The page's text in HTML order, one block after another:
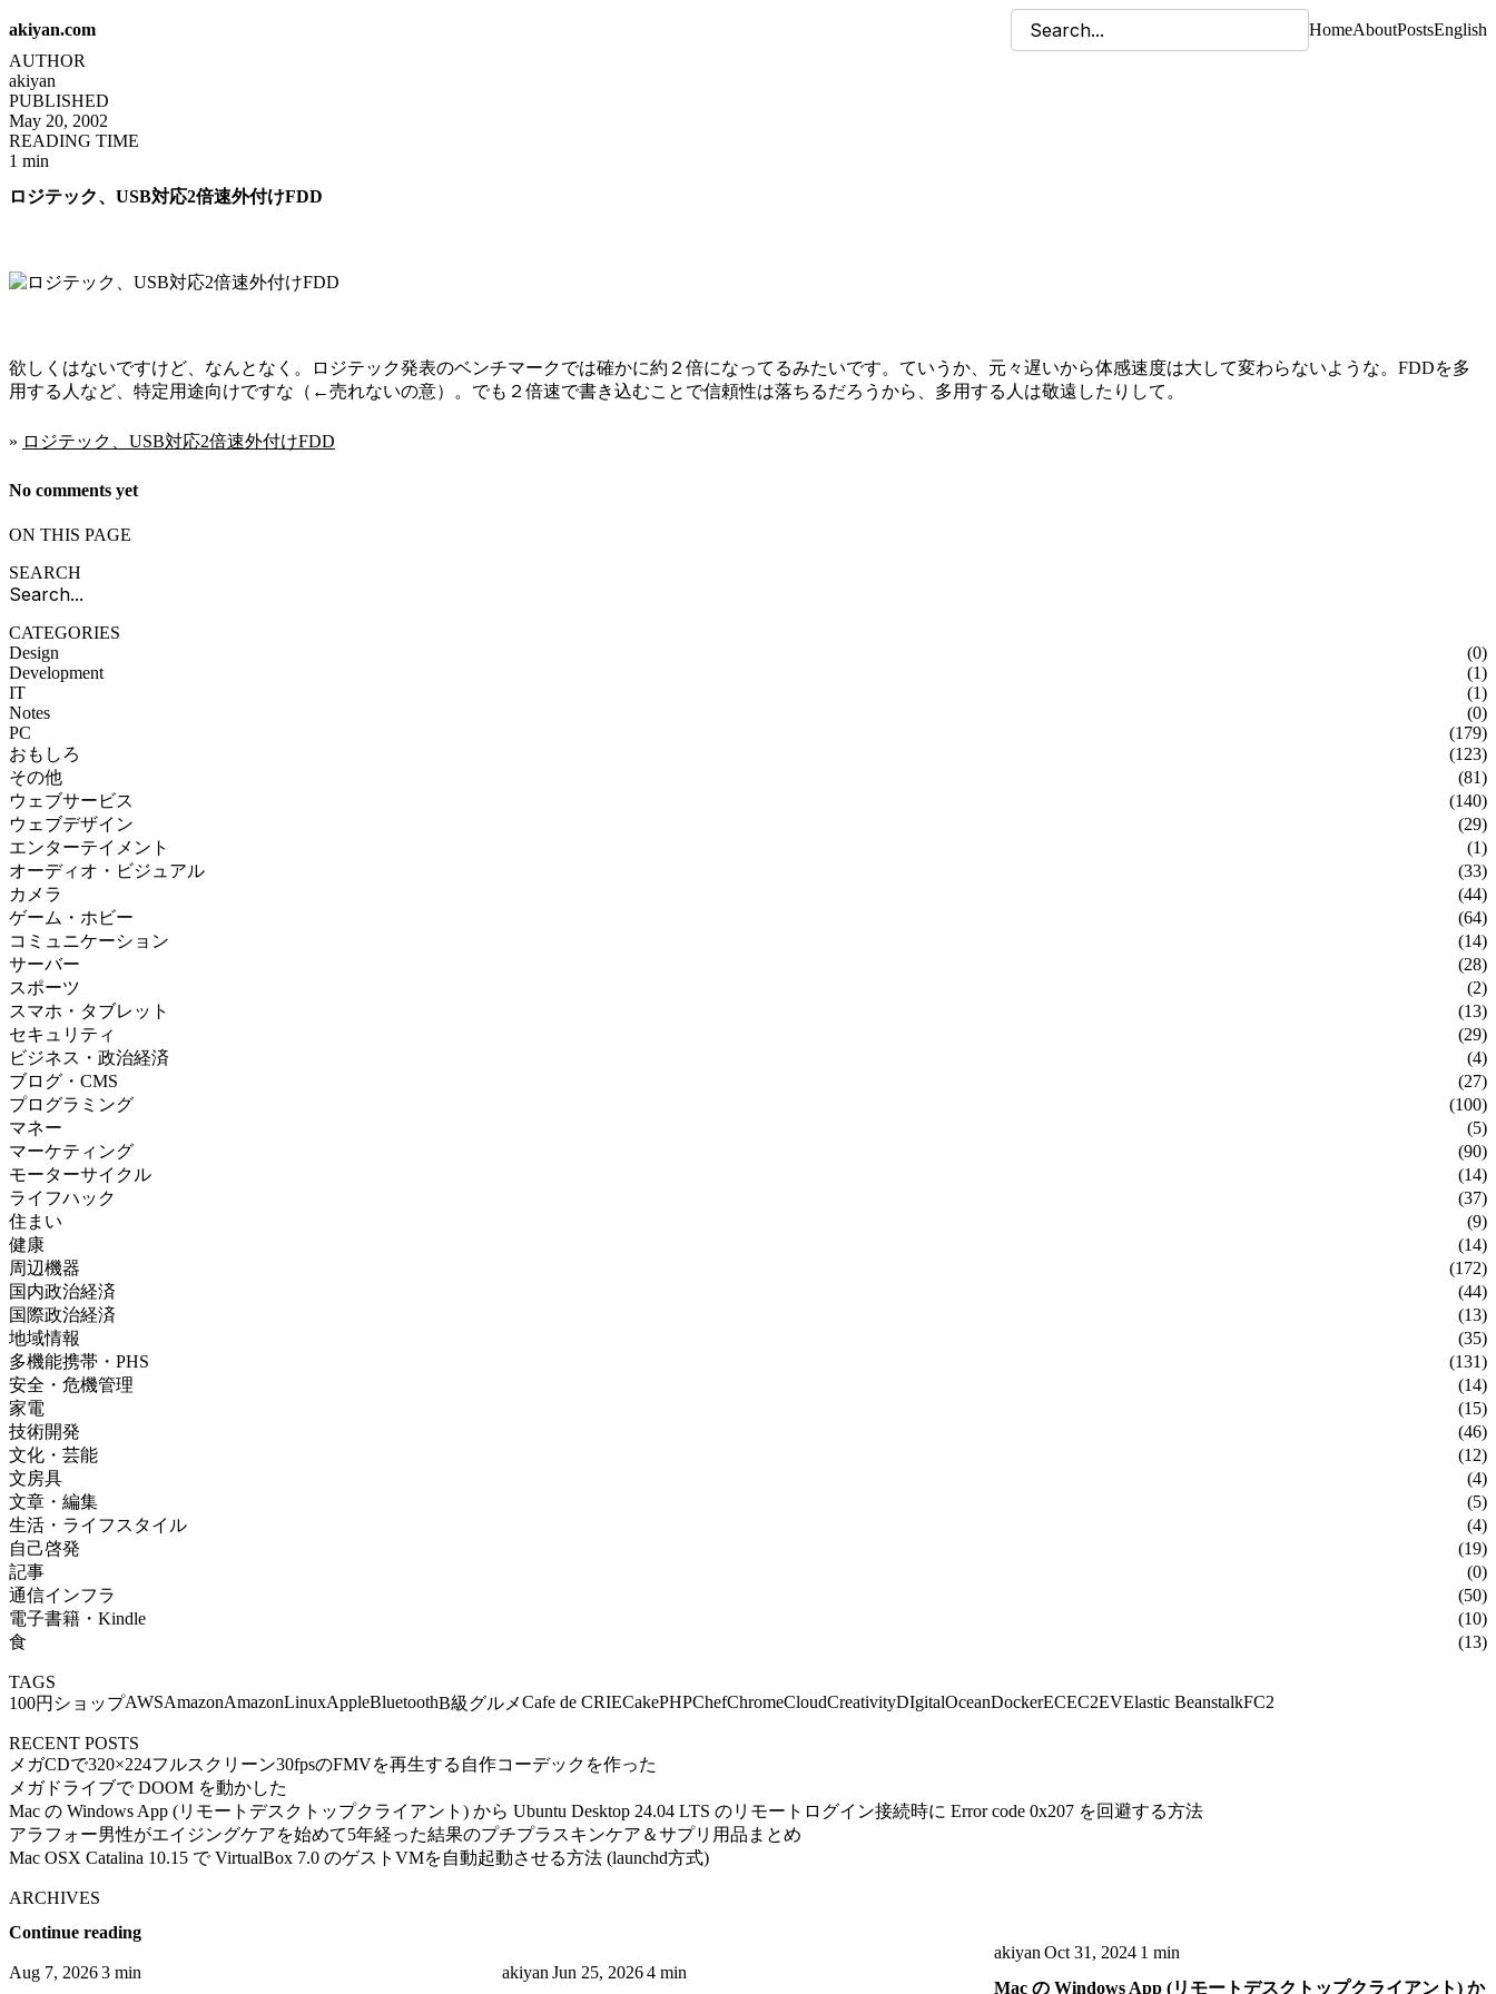
akiyan.com HomeAboutPostsEnglish
AUTHOR
akiyan
PUBLISHED
May 20, 2002
READING TIME
1 min
ロジテック、USB対応2倍速外付けFDD
欲しくはないですけど、なんとなく。ロジテック発表のベンチマークでは確かに約２倍になってるみたいです。ていうか、元々遅いから体感速度は大して変わらないような。FDDを多
用する人など、特定用途向けですな（←売れないの意）。でも２倍速で書き込むことで信頼性は落ちるだろうから、多用する人は敬遠したりして。
» ロジテック、USB対応2倍速外付けFDD
No comments yet
ON THIS PAGE
SEARCH
CATEGORIES
Design
(0)
Development
(1)
IT
(1)
Notes
(0)
PC
(179)
おもしろ
(123)
その他
(81)
ウェブサービス
(140)
ウェブデザイン
(29)
エンターテイメント
(1)
オーディオ・ビジュアル
(33)
カメラ
(44)
ゲーム・ホビー
(64)
コミュニケーション
(14)
サーバー
(28)
スポーツ
(2)
スマホ・タブレット
(13)
セキュリティ
(29)
ビジネス・政治経済
(4)
ブログ・CMS
(27)
プログラミング
(100)
マネー
(5)
マーケティング
(90)
モーターサイクル
(14)
ライフハック
(37)
住まい
(9)
健康
(14)
周辺機器
(172)
国内政治経済
(44)
国際政治経済
(13)
地域情報
(35)
多機能携帯・PHS
(131)
安全・危機管理
(14)
家電
(15)
技術開発
(46)
文化・芸能
(12)
文房具
(4)
文章・編集
(5)
生活・ライフスタイル
(4)
自己啓発
(19)
記事
(0)
通信インフラ
(50)
電子書籍・Kindle
(10)
食
(13)
TAGS
100円ショップAWSAmazonAmazonLinuxAppleBluetoothB級グルメCafe de CRIECakePHPChefChromeCloudCreativityDIgitalOceanDockerECEC2EVElastic BeanstalkFC2
RECENT POSTS
メガCDで320×224フルスクリーン30fpsのFMVを再生する自作コーデックを作った
メガドライブで DOOM を動かした
Mac の Windows App (リモートデスクトップクライアント) から Ubuntu Desktop 24.04 LTS のリモートログイン接続時に Error code 0x207 を回避する方法
アラフォー男性がエイジングケアを始めて5年経った結果のプチプラスキンケア＆サプリ用品まとめ
Mac OSX Catalina 10.15 で VirtualBox 7.0 のゲストVMを自動起動させる方法 (launchd方式)
ARCHIVES
Continue reading
Aug 7, 20263 min akiyan Jun 25, 20264 min
akiyan Oct 31, 2024 1 min
Mac の Windows App (リモートデスクトップクライアント) か